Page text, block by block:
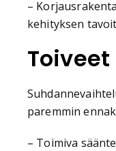
–
kehityksen
paremmin
– Toimiva